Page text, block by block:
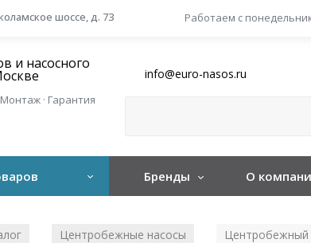
шоссе, д. 73 Работаем с
· Гарантия
info@euro-nasos.ru
Бренды О
Центробежные насосы Центробежный